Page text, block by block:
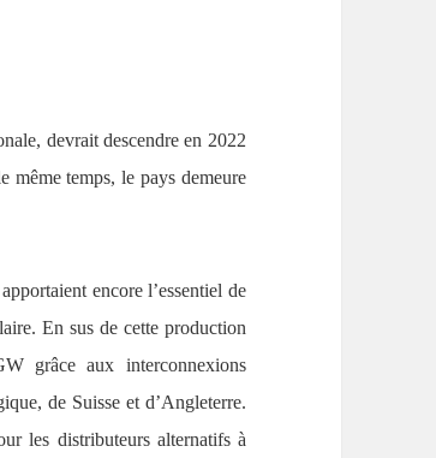
devrait descendre en 2022
même temps, le pays demeure
encore l’essentiel de
En sus de cette production
grâce aux interconnexions
de Suisse et d’Angleterre.
les distributeurs alternatifs à